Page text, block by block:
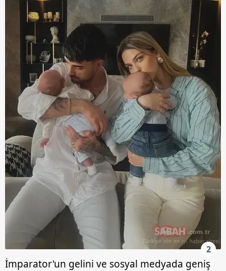
2
İmparator'un gelini ve sosyal medyada geniş